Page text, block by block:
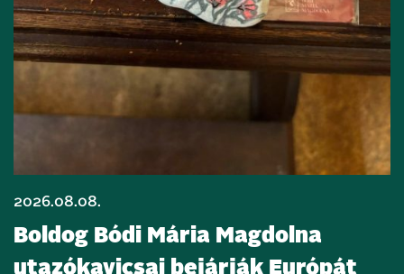
2026.08.08.
Boldog Bódi Mária Magdolna
utazókavicsai bejárják Európát